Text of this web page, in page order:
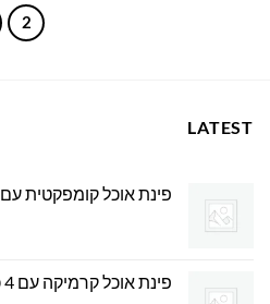
2
LATEST
פינת אוכל קומפקטית עם 4 כיסאות מרופדים
פינת אוכל קרמיקה עם 4 כיסאות